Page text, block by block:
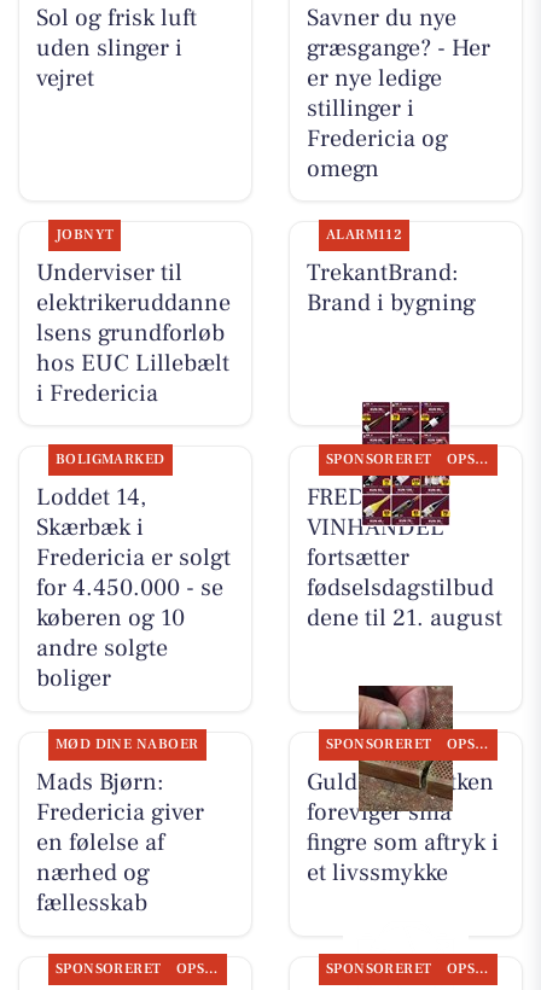
Sol og frisk luft
uden slinger i
vejret
Savner du nye
græsgange? - Her
er nye ledige
stillinger i
Fredericia og
omegn
JOBNYT
Underviser til
elektrikeruddanne
lsens grundforløb
hos EUC Lillebælt
i Fredericia
ALARM112
TrekantBrand:
Brand i bygning
BOLIGMARKED
Loddet 14,
Skærbæk i
Fredericia er solgt
for 4.450.000 - se
køberen og 10
andre solgte
boliger
SPONSORERET OPSLAGSTAVLEN
FREDERICIA
VINHANDEL
fortsætter
fødselsdagstilbud
dene til 21. august
MØD DINE NABOER
Mads Bjørn:
Fredericia giver
en følelse af
nærhed og
fællesskab
SPONSORERET OPSLAGSTAVLEN
Guldsmed Lütken
foreviger små
fingre som aftryk i
et livssmykke
SPONSORERET OPSLAGSTAVLEN SPONSORERET OPSLAGSTAVLEN